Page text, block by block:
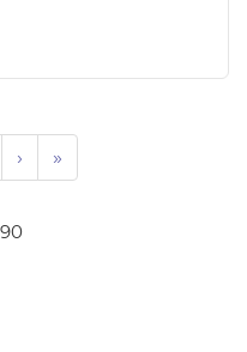
Следующая страница
› Последняя
»